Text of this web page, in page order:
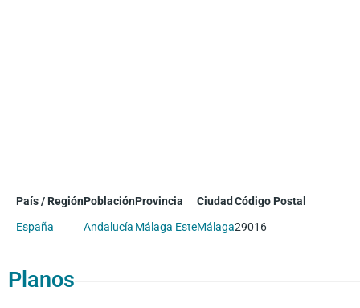
País / Región
España
Población
Andalucía
Provincia
Málaga Este
Ciudad
Málaga
Código Postal
29016
Planos